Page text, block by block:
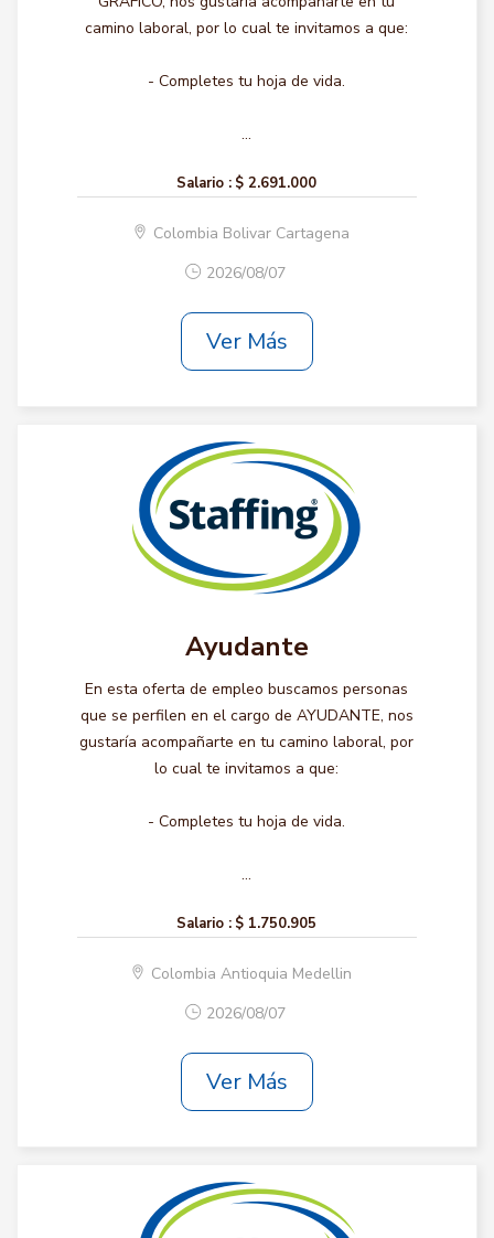
camino laboral, por lo cual te invitamos a que:
- Completes tu hoja de vida.
...
Salario : $ 2.691.000
Colombia Bolivar Cartagena
2026/08/07
Ver Más
Ayudante
En esta oferta de empleo buscamos personas
que se perfilen en el cargo de AYUDANTE, nos
gustaría acompañarte en tu camino laboral, por
lo cual te invitamos a que:
- Completes tu hoja de vida.
...
Salario : $ 1.750.905
Colombia Antioquia Medellin
2026/08/07
Ver Más